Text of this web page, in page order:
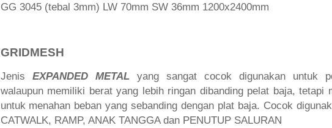
GG 3045 (tebal 3mm) LW 70mm SW 36mm 1200x2400mm
GRIDMESH
Jenis EXPANDED METALyang sangat cocok digunakan untuk
walaupun memiliki berat yang lebih ringan dibanding pelat baja, tetapi
untuk menahan beban yang sebanding dengan plat baja. Cocok
CATWALK, RAMP, ANAK TANGGA dan PENUTUP SALURAN